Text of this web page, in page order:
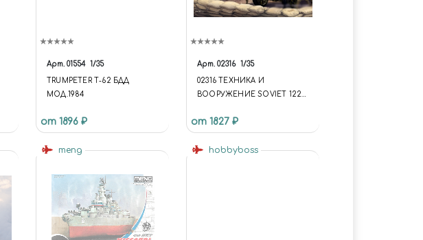
Арт. 01554 1/35
TRUMPETER Т-62 БДД
МОД.1984
от 1896 ₽
Арт. 02316 1/35
02316 ТЕХНИКА И
ВООРУЖЕНИЕ SOVIET 122
A-19 M1931 WHEEL
от 1827 ₽
meng hobbyboss